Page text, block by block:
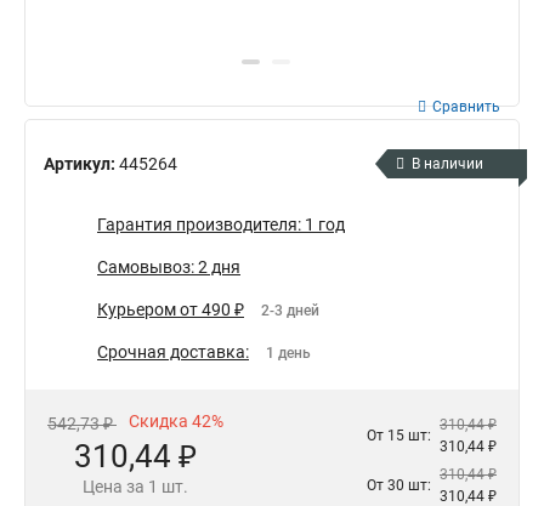
Артикул: 445264
Сравнить
В наличии
Гарантия производителя: 1 год
Самовывоз: 2 дня
Курьером от 490 ₽ 2-3 дней
Срочная доставка: 1 день
542,73 ₽ Скидка 42%
310,44 ₽
Цена за 1 шт.
От 15 шт:
310,44 ₽
310,44 ₽
От 30 шт:
310,44 ₽
310,44 ₽